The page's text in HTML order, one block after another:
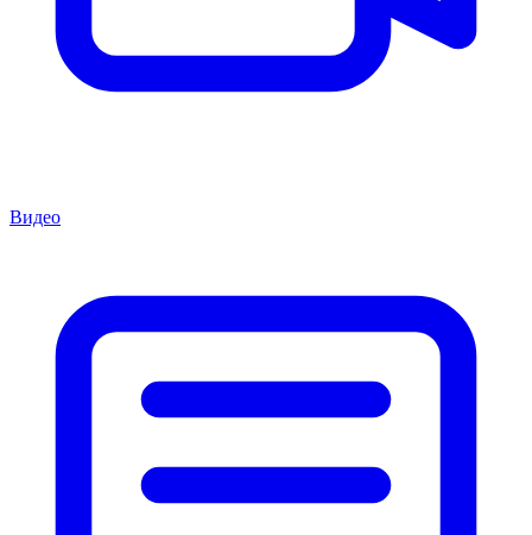
Видео